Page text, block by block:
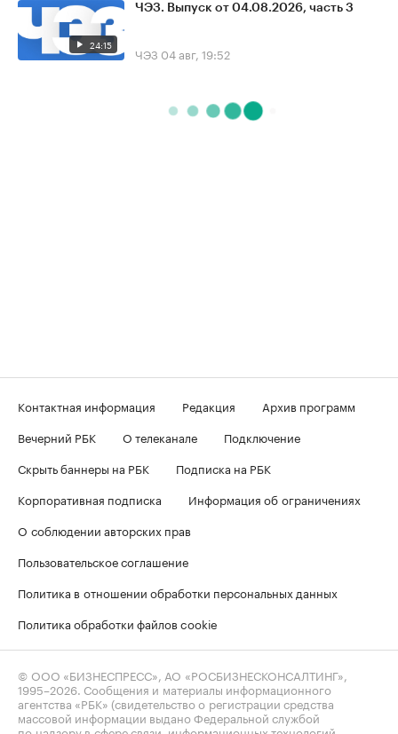
24:15
ЧЭЗ. Выпуск от 04.08.2026, часть 3
ЧЭЗ 04 авг, 19:52
Контактная информация Редакция
Архив программ
Вечерний РБК
О телеканале
Подключение
Скрыть баннеры на РБК
Подписка на РБК
Корпоративная подписка
Информация об ограничениях
О соблюдении авторских прав
Пользовательское соглашение
Политика в отношении обработки персональных данных
Политика обработки файлов cookie
© ООО «БИЗНЕСПРЕСС», АО «РОСБИЗНЕСКОНСАЛТИНГ»,
1995–2026 . Сообщения и материалы информационного
агентства «РБК» (свидетельство о регистрации средства
массовой информации выдано Федеральной службой